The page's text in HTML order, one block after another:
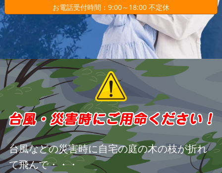
お電話受付時間：9:00～18:00 不定休
台風などの災害時に自宅の庭の木の枝が折れ
て飛んで・・・